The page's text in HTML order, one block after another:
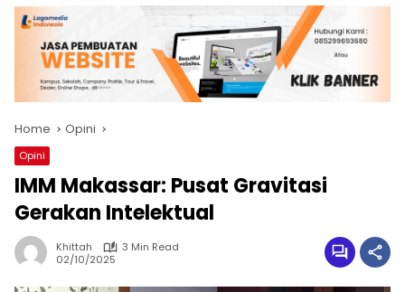
Home Opini
Opini
IMM Makassar: Pusat Gravitasi
Gerakan Intelektual
Khittah
3 Min Read
02/10/2025